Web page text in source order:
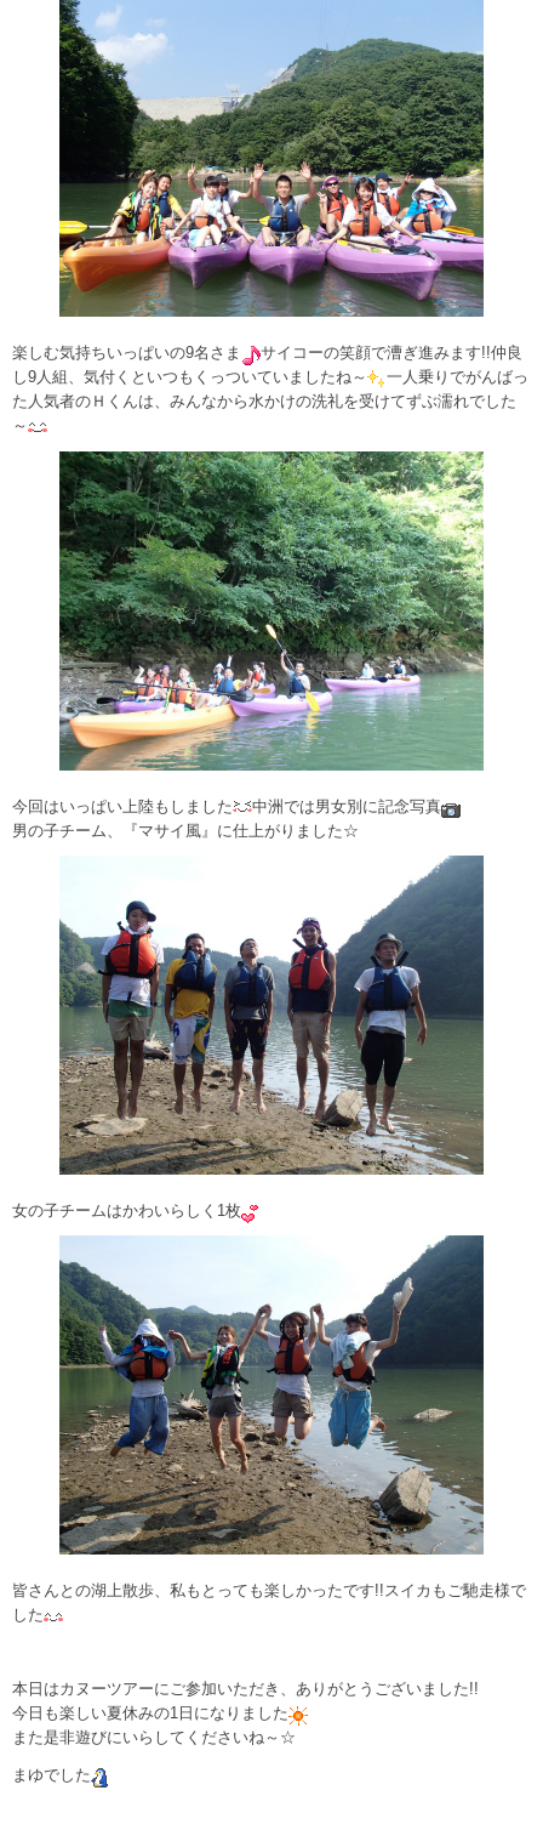
楽しむ気持ちいっぱいの9名さま
サイコーの笑顔で漕ぎ進みます!!仲良
し9人組、気付くといつもくっついていましたね～
一人乗りでがんばっ
た人気者のＨくんは、みんなから水かけの洗礼を受けてずぶ濡れでした
～
今回はいっぱい上陸もしました
中洲では男女別に記念写真
男の子チーム、『マサイ風』に仕上がりました☆
女の子チームはかわいらしく1枚
皆さんとの湖上散歩、私もとっても楽しかったです!!スイカもご馳走様で
した
本日はカヌーツアーにご参加いただき、ありがとうございました!!
今日も楽しい夏休みの1日になりました
また是非遊びにいらしてくださいね～☆
まゆでした